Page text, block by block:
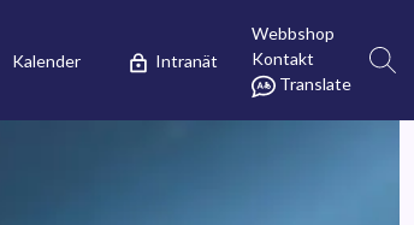
Kalender Intranät
Webbshop
Kontakt
Translate